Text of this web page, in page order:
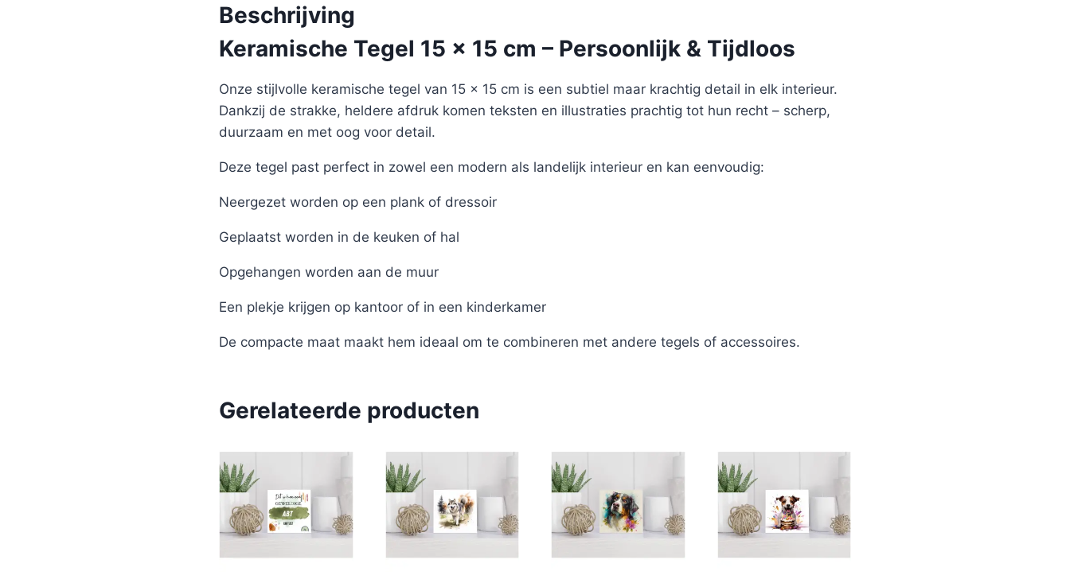
Beschrijving
Keramische Tegel 15 x 15 cm – Persoonlijk & Tijdloos
Onze stijlvolle keramische tegel van 15 x 15 cm is een subtiel maar krachtig detail in elk interieur.
Dankzij de strakke, heldere afdruk komen teksten en illustraties prachtig tot hun recht – scherp,
duurzaam en met oog voor detail.
Deze tegel past perfect in zowel een modern als landelijk interieur en kan eenvoudig:
Neergezet worden op een plank of dressoir
Geplaatst worden in de keuken of hal
Opgehangen worden aan de muur
Een plekje krijgen op kantoor of in een kinderkamer
De compacte maat maakt hem ideaal om te combineren met andere tegels of accessoires.
Gerelateerde producten